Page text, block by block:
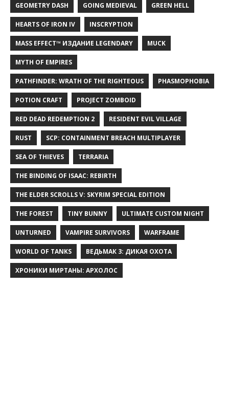
GEOMETRY DASH GOING MEDIEVAL GREEN HELL
HEARTS OF IRON IV INSCRYPTION
MASS EFFECT™ ИЗДАНИЕ LEGENDARY MUCK
MYTH OF EMPIRES
PATHFINDER: WRATH OF THE RIGHTEOUS PHASMOPHOBIA
POTION CRAFT PROJECT ZOMBOID
RED DEAD REDEMPTION 2 RESIDENT EVIL VILLAGE
RUST SCP: CONTAINMENT BREACH MULTIPLAYER
SEA OF THIEVES TERRARIA
THE BINDING OF ISAAC: REBIRTH
THE ELDER SCROLLS V: SKYRIM SPECIAL EDITION
THE FOREST TINY BUNNY ULTIMATE CUSTOM NIGHT
UNTURNED VAMPIRE SURVIVORS WARFRAME
WORLD OF TANKS ВЕДЬМАК 3: ДИКАЯ ОХОТА
ХРОНИКИ МИРТАНЫ: АРХОЛОС